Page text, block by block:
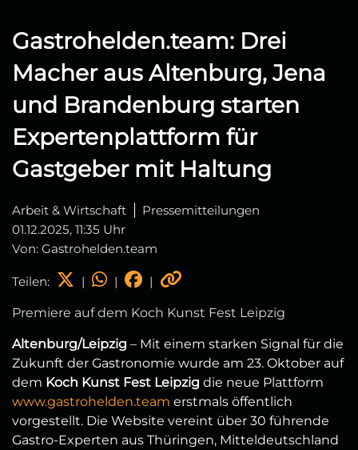
Gastrohelden.team: Drei
Macher aus Altenburg, Jena
und Brandenburg starten
Expertenplattform für
Gastgeber mit Haltung
Arbeit & Wirtschaft
Pressemitteilungen
01.12.2025, 11:35 Uhr
Von: Gastrohelden.team
Teilen: | | |
Premiere auf dem Koch Kunst Fest Leipzig
Altenburg/Leipzig – Mit einem starken Signal für die
Zukunft der Gastronomie wurde am 23. Oktober auf
dem Koch Kunst Fest Leipzig die neue Plattform
www.gastrohelden.team erstmals öffentlich
vorgestellt. Die Website vereint über 30 führende
Gastro-Experten aus Thüringen, Mitteldeutschland